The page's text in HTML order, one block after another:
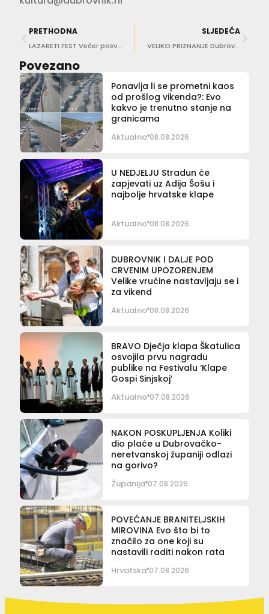
PRETHODNA
LAZARETI FEST Večer posvećena maestru Đelu Jusiću uz njegovu glazbenu obitelj
SLJEDEĆA
VELIKO PRIZNANJE Dubrovčanin Vladimir Gojun nagrađen Zlatnom arenom za montažu filma ‘Dobre djevojke’
Povezano
Ponavlja li se prometni kaos
od prošlog vikenda?: Evo
kakvo je trenutno stanje na
granicama
Aktualno 08.08.2026
U NEDJELJU Stradun će
zapjevati uz Adija Šošu i
najbolje hrvatske klape
Aktualno 08.08.2026
DUBROVNIK I DALJE POD
CRVENIM UPOZORENJEM
Velike vrućine nastavljaju se i
za vikend
Aktualno 08.08.2026
BRAVO Dječja klapa Škatulica
osvojila prvu nagradu
publike na Festivalu ‘Klape
Gospi Sinjskoj’
Aktualno 07.08.2026
NAKON POSKUPLJENJA Koliki
dio plaće u Dubrovačko-
neretvanskoj županiji odlazi
na gorivo?
Županija 07.08.2026
POVEĆANJE BRANITELJSKIH
MIROVINA Evo što bi to
značilo za one koji su
nastavili raditi nakon rata
Hrvatska 07.08.2026